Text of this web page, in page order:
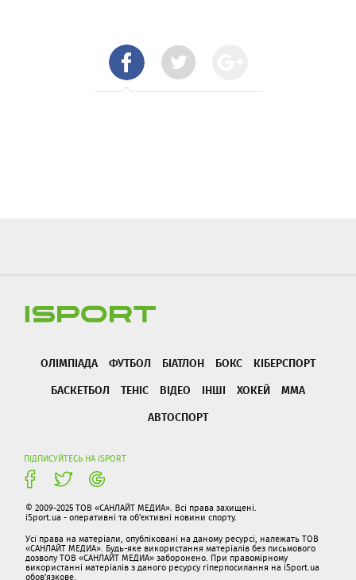
ОЛІМПІАДА ФУТБОЛ БІАТЛОН БОКС
КІБЕРСПОРТ
БАСКЕТБОЛ
ТЕНІС ВІДЕО ІНШІ ХОКЕЙ
ММА
АВТОСПОРТ
ПІДПИСУЙТЕСЬ НА ISPORT
© 2009-2025 ТОВ «САНЛАЙТ МЕДИА». Всі права захищені.
iSport.ua - оперативні та об'єктивні новини спорту.
Усі права на матеріали, опубліковані на даному ресурсі, належать ТОВ
«САНЛАЙТ МЕДИА». Будь-яке використання матеріалів без письмового
дозволу ТОВ «САНЛАЙТ МЕДИА» заборонено. При правомірному
використанні матеріалів з даного ресурсу гіперпосилання на iSport.ua
обов'язкове.